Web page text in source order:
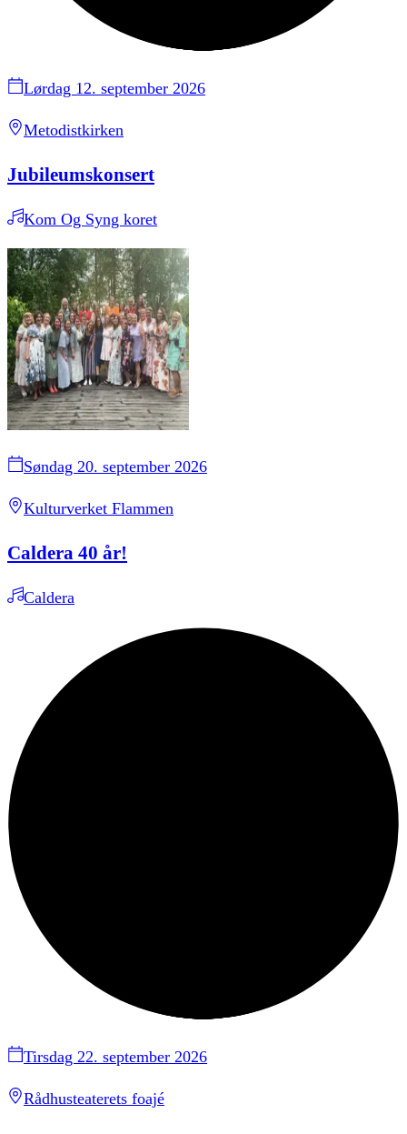
Lørdag 12. september 2026
Metodistkirken
Jubileumskonsert
Kom Og Syng koret
Søndag 20. september 2026
Kulturverket Flammen
Caldera 40 år!
Caldera
Tirsdag 22. september 2026
Rådhusteaterets foajé